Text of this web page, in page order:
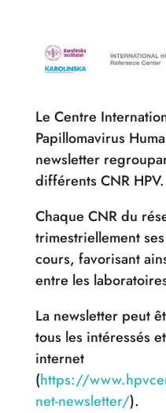
Le Centre
Papillomavirus
newsletter
différents CNR HPV.
Chaque CNR du
trimestriellement
cours, favorisant
entre les
La newsletter peut
tous les intéressés
internet
(https://
net-newsletter/).